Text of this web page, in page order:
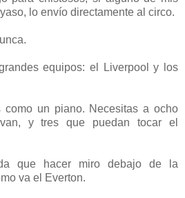
lo envío directamente al circo.
equipos: el Liverpool y los
un piano. Necesitas a ocho
y tres que puedan tocar el
que hacer miro debajo de la
va el Everton.